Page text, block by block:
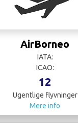
AirBorneo
IATA:
ICAO:
12
Ugentlige flyvninger
Mere info